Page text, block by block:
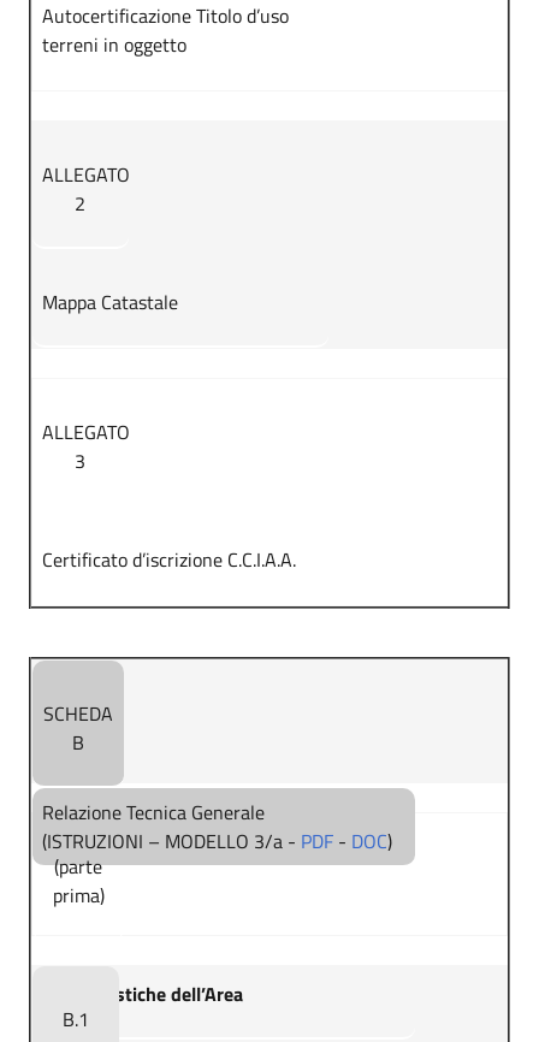
Autocertificazione Titolo d’uso
terreni in oggetto
ALLEGATO
2
Mappa Catastale
ALLEGATO
3
Certificato d’iscrizione C.C.I.A.A.
SCHEDA
B
Relazione Tecnica Generale
(ISTRUZIONI – MODELLO 3/a - PDF - DOC)
(parte
prima)
Caratteristiche dell’Area
B.1